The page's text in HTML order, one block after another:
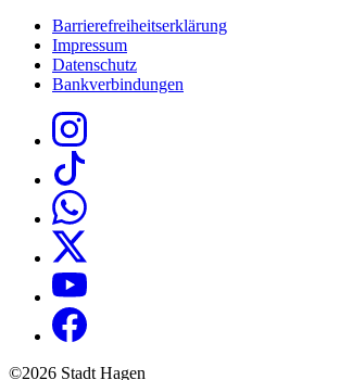
Barrierefreiheitserklärung
Impressum
Datenschutz
Bankverbindungen
©2026 Stadt Hagen